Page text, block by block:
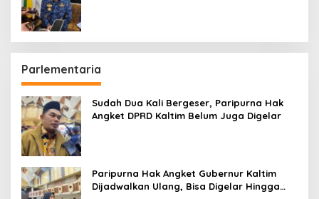
Parlementaria
Sudah Dua Kali Bergeser, Paripurna Hak
Angket DPRD Kaltim Belum Juga Digelar
Paripurna Hak Angket Gubernur Kaltim
Dijadwalkan Ulang, Bisa Digelar Hingga